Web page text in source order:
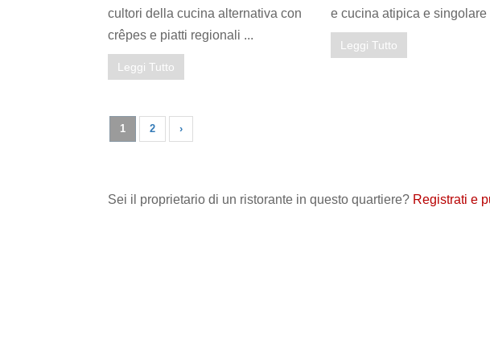
cultori della cucina alternativa con
crêpes e piatti regionali ...
Leggi Tutto
e cucina atipica e singolare
Leggi Tutto
1 2 ›
Sei il proprietario di un ristorante in questo quartiere? Registrati e